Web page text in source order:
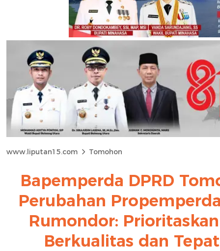
www.liputan15.com Tomohon
Bapemperda DPRD
Perubahan
Rumondor:
Berkualitas dan